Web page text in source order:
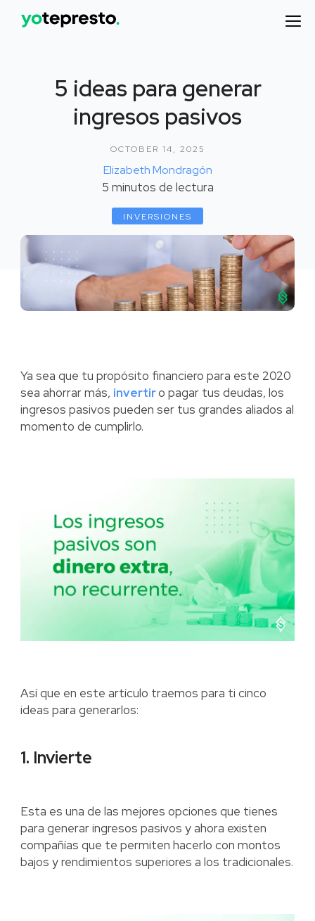
5 ideas para generar
ingresos pasivos
OCTOBER 14, 2025
Elizabeth Mondragón
5 minutos de lectura
INVERSIONES
Ya sea que tu propósito financiero para este 2020
sea ahorrar más, invertiro pagar tus deudas, los
ingresos pasivos pueden ser tus grandes aliados al
momento de cumplirlo.
Así que en este artículo traemos para ti cinco
ideas para generarlos:
1. Invierte
Esta es una de las mejores opciones que tienes
para generar ingresos pasivos y ahora existen
compañías que te permiten hacerlo con montos
bajos y rendimientos superiores a los tradicionales.